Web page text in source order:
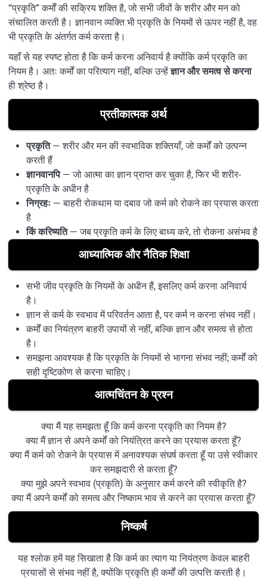
“प्रकृति” कर्मों की सक्रिय शक्ति है, जो सभी जीवों के शरीर और मन को
संचालित करती है। ज्ञानवान व्यक्ति भी प्रकृति के नियमों से ऊपर नहीं है, वह
भी प्रकृति के अंतर्गत कर्म करता है।
यहाँ से यह स्पष्ट होता है कि कर्म करना अनिवार्य है क्योंकि कर्म प्रकृति का
नियम है। अतः कर्मों का परित्याग नहीं, बल्कि उन्हेंज्ञान और समत्व से करना
ही श्रेष्ठ है।
प्रतीकात्मक अर्थ
प्रकृति— शरीर और मन की स्वभाविक शक्तियाँ, जो कर्मों को उत्पन्न
करती हैं
ज्ञानवानपि— जो आत्मा का ज्ञान प्राप्त कर चुका है, फिर भी शरीर-
प्रकृति के अधीन है
निग्रहः — बाहरी रोकथाम या दबाव जो कर्म को रोकने का प्रयास करता
है
किं करिष्यति— जब प्रकृति कर्म के लिए बाध्य करे, तो रोकना असंभव है
आध्यात्मिक और नैतिक शिक्षा
सभी जीव प्रकृति के नियमों के अधीन हैं, इसलिए कर्म करना अनिवार्य
है।
ज्ञान से कर्म के स्वभाव में परिवर्तन आता है, पर कर्म न करना संभव नहीं।
कर्मों का नियंत्रण बाहरी उपायों से नहीं, बल्कि ज्ञान और समत्व से होता
है।
समझना आवश्यक है कि प्रकृति के नियमों से भागना संभव नहीं; कर्मों को
सही दृष्टिकोण से करना चाहिए।
आत्मचिंतन के प्रश्न
क्या मैं यह समझता हूँ कि कर्म करना प्रकृति का नियम है?
क्या मैं ज्ञान से अपने कर्मों को नियंत्रित करने का प्रयास करता हूँ?
क्या मैं कर्म को रोकने के प्रयास में अनावश्यक संघर्ष करता हूँ या उसे स्वीकार
कर समझदारी से करता हूँ?
क्या मुझे अपने स्वभाव (प्रकृति) के अनुसार कर्म करने की स्वीकृति है?
क्या मैं अपने कर्मों को समत्व और निष्काम भाव से करने का प्रयास करता हूँ?
निष्कर्ष
यह श्लोक हमें यह सिखाता है कि कर्म का त्याग या नियंत्रण केवल बाहरी
प्रयासों से संभव नहीं है, क्योंकि प्रकृति ही कर्मों की उत्पत्ति करती है।